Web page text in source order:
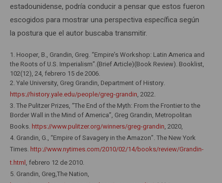
estadounidense, podría conducir a pensar que estos fueron
escogidos para mostrar una perspectiva específica según
la postura que el autor buscaba transmitir.
1. Hooper, B., Grandin, Greg. “Empire’s Workshop: Latin America and
the Roots of U.S. Imperialism”.(Brief Article)(Book Review). Booklist,
102(12), 24, febrero 15 de 2006.
2. Yale University, Greg Grandin, Department of History.
https://history.yale.edu/people/greg-grandin, 2022.
3. The Pulitzer Prizes, “The End of the Myth: From the Frontier to the
Border Wall in the Mind of America”, Greg Grandin, Metropolitan
Books. https://www.pulitzer.org/winners/greg-grandin, 2020,
4. Grandin, G., “Empire of Savagery in the Amazon”. The New York
Times. http://www.nytimes.com/2010/02/14/books/review/Grandin-
t.html, febrero 12 de 2010.
5. Grandin, Greg,The Nation,